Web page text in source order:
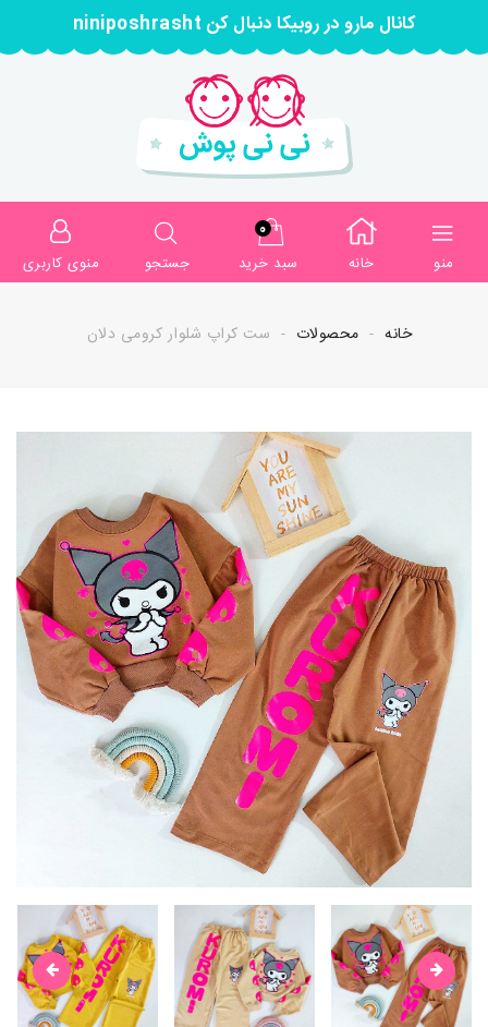
کانال مارو در روبیکا دنبال کن niniposhrasht
منو خانه
0
سبد خرید
جستجو منوی کاربری
خانه محصولات ست کراپ شلوار کرومی دلان